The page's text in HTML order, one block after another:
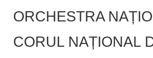
ORCHESTRA
CORUL NAȚIONAL